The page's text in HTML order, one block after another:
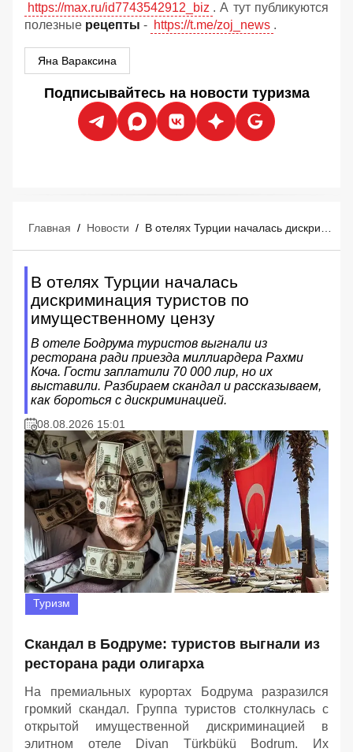
https://max.ru/id7743542912_biz . А тут публикуются
полезные рецепты - https://t.me/zoj_news .
Яна Вараксина
Подписывайтесь на новости туризма
Главная / Новости / В отелях Турции началась дискриминация туристов по имущественному цензу
В отелях Турции началась
дискриминация туристов по
имущественному цензу
В отеле Бодрума туристов выгнали из
ресторана ради приезда миллиардера Рахми
Коча. Гости заплатили 70 000 лир, но их
выставили. Разбираем скандал и рассказываем,
как бороться с дискриминацией.
08.08.2026 15:01
Туризм
Скандал в Бодруме: туристов выгнали из
ресторана ради олигарха
На премиальных курортах Бодрума разразился
громкий скандал. Группа туристов столкнулась с
открытой имущественной дискриминацией в
элитном отеле Divan Türkbükü Bodrum. Их